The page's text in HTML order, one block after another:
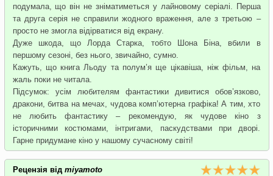
подумала, що він не зніматиметься у лайновому серіалі. Перша
та друга серія не справили жодного враження, але з третьою –
просто не змогла відірватися від екрану.
Дуже шкода, що Лорда Старка, тобто Шона Біна, вбили в
першому сезоні, без нього, звичайно, сумно.
Кажуть, що книга Льоду та полум’я ще цікавіша, ніж фільм, на
жаль поки не читала.
Підсумок: усім любителям фантастики дивитися обов’язково,
дракони, битва на мечах, чудова комп’ютерна графіка! А тим, хто
не любить фантастику – рекомендую, як чудове кіно з
історичними костюмами, інтригами, паскудствами при дворі.
Гарне придумане кіно у нашому сучасному світі!
Рецензія від miyamoto